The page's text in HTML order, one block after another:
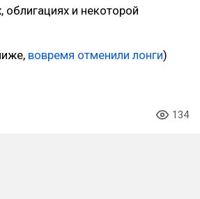
облигациях и некоторой
вовремя отменили лонги)
134